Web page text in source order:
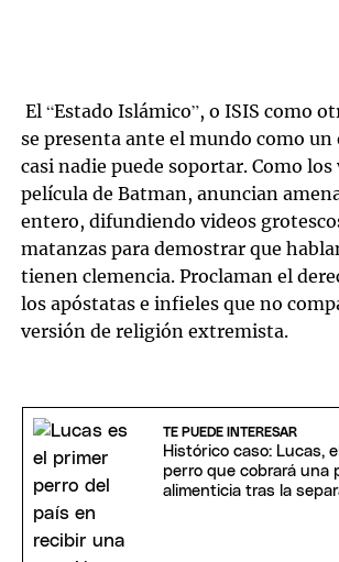
El “Estado Islámico”, o ISIS como
se presenta ante el mundo como un
casi nadie puede soportar. Como
película de Batman, anuncian
entero, difundiendo videos
matanzas para demostrar que
tienen clemencia. Proclaman el
los apóstatas e infieles que no
versión de religión extremista.
TE PUEDE INTERESAR
Histórico caso: Lucas,
perro que cobrará una
alimenticia tras la